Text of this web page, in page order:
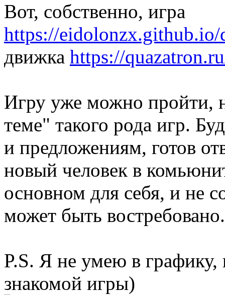
Вот, собственно, игра
https://eidolonzx.github.io/
движка https://
Игру уже можно пройти,
теме" такого рода игр.
и предложениям, готов
новый человек в
основном для себя, и не
может быть востребовано.
P.S. Я не умею в
знакомой игры)